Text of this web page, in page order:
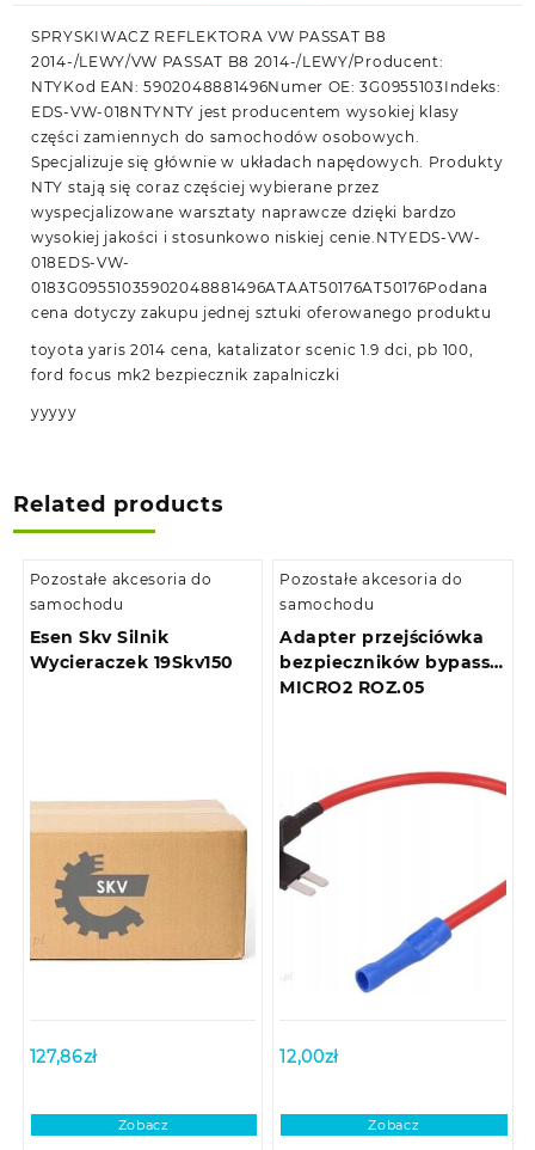
SPRYSKIWACZ REFLEKTORA VW PASSAT B8
2014-/LEWY/VW PASSAT B8 2014-/LEWY/Producent:
NTYKod EAN: 5902048881496Numer OE: 3G0955103Indeks:
EDS-VW-018NTYNTY jest producentem wysokiej klasy
części zamiennych do samochodów osobowych.
Specjalizuje się głównie w układach napędowych. Produkty
NTY stają się coraz częściej wybierane przez
wyspecjalizowane warsztaty naprawcze dzięki bardzo
wysokiej jakości i stosunkowo niskiej cenie.NTYEDS-VW-
018EDS-VW-
0183G09551035902048881496ATAAT50176AT50176Podana
cena dotyczy zakupu jednej sztuki oferowanego produktu
toyota yaris 2014 cena, katalizator scenic 1.9 dci, pb 100,
ford focus mk2 bezpiecznik zapalniczki
yyyyy
Related products
Pozostałe akcesoria do
samochodu
Esen Skv Silnik
Wycieraczek 19Skv150
127,86zł
Zobacz
Pozostałe akcesoria do
samochodu
Adapter przejściówka
bezpieczników bypass
MICRO2 ROZ.05
12,00zł
Zobacz